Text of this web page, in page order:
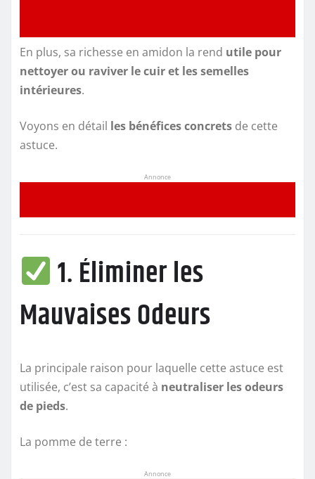
En plus, sa richesse en amidon la rend utile pour
nettoyer ou raviver le cuir et les semelles
intérieures.
Voyons en détail les bénéfices concrets de cette
astuce.
Annonce
1. Éliminer les
Mauvaises Odeurs
La principale raison pour laquelle cette astuce est
utilisée, c’est sa capacité à neutraliser les odeurs
de pieds.
La pomme de terre :
Annonce